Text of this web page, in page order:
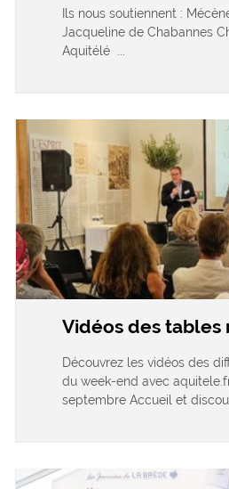
Ils nous soutiennent :
Jacqueline de Chabannes
Aquitélé ...
Vidéos des tables
Découvrez les vidéos des
du week-end avec
septembre Accueil et